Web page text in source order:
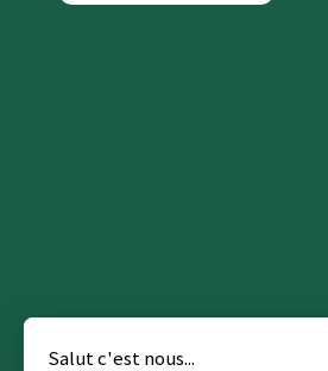
Salut c'est nous...